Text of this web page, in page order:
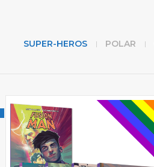
SUPER-HEROS POLAR